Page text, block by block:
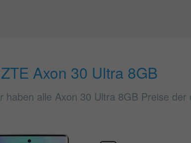
ZTE Axon 30 Ultra 8GB
alle Axon 30 Ultra 8GB Preise